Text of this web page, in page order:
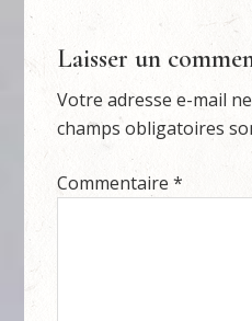
Laisser un
Votre adresse e-mail
champs obligatoires
Commentaire*